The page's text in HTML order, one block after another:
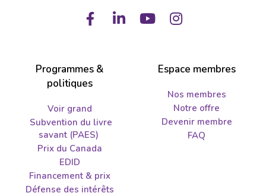
FacebookLinkedIn
YoutubeInstagram
Programmes &
politiques
Voir grand
Subvention du livre
savant (PAES)
Prix du Canada
EDID
Financement & prix
Défense des intérêts
Espace membres
Nos membres
Notre offre
Devenir membre
FAQ